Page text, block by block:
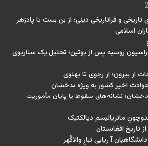
تاریخی و فراتاریخی دینی؛ از بن بست تا پادزهر
اسلامی
روسیه پس از پوتین؛ تحلیل یک سناریوی
از بیرون؛ از رجوی تا پهلوی
اخیر کشور به ویژه بدخشان
نشانه‌های سقوط یا پایان مأموریت
ماتریالیسم دیالکتیک
تاریخ افغانستان
آ ریایی تبارِ والاگُهر